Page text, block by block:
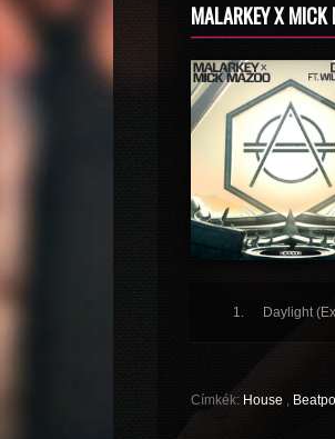
MALARKEY X MICK
Daylight
Címkék: House ,